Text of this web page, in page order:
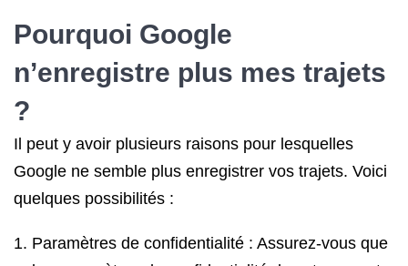
Pourquoi Google
n’enregistre plus mes trajets
?
Il peut y avoir plusieurs raisons pour lesquelles
Google ne semble plus enregistrer vos trajets. Voici
quelques possibilités :
Paramètres de confidentialité : Assurez-vous que